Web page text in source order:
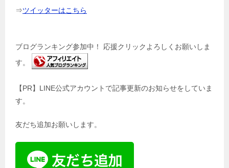
⇒ツイッターはこちら
ブログランキング参加中！ 応援クリックよろしくお願いしま
す。
【PR】LINE公式アカウントで記事更新のお知らせをしていま
す。
友だち追加お願いします。